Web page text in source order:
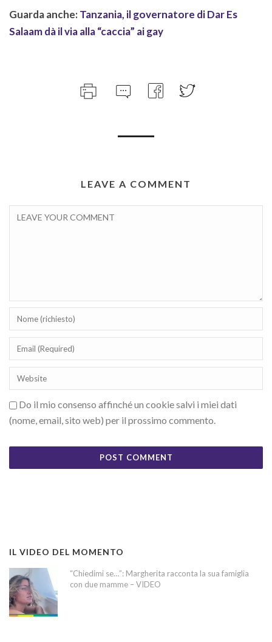
Guarda anche:Tanzania, il governatore di Dar Es
Salaam dà il via alla “caccia” ai gay
LEAVE A COMMENT
Do il mio consenso affinché un cookie salvi i miei dati
(nome, email, sito web) per il prossimo commento.
IL VIDEO DEL MOMENTO
“Chiedimi se…”: Margherita racconta la sua famiglia
con due mamme – VIDEO